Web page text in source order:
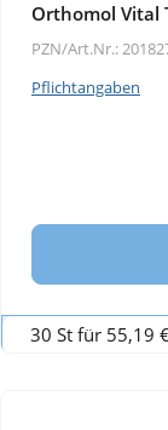
Orthomol Vital
PZN/Art.Nr.:
Pflichtangaben
30 St für 55,19